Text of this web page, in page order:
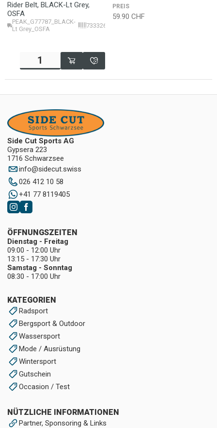
Rider Belt, BLACK-Lt Grey,
OSFA
PEAK_G77787_BLACK-
Lt Grey_OSFA
7333269467707
PREIS
59.90 CHF
Side Cut Sports AG
Gypsera 223
1716 Schwarzsee
info@sidecut.swiss
026 412 10 58
+41 77 8119405
KATEGORIEN
Radsport
Bergsport & Outdoor
Wassersport
Mode / Ausrüstung
Wintersport
Gutschein
Occasion / Test
NÜTZLICHE INFORMATIONEN
Partner, Sponsoring & Links
ÖFFNUNGSZEITEN
Dienstag - Freitag
09:00 - 12:00 Uhr
13:15 - 17:30 Uhr
Samstag - Sonntag
08:30 - 17:00 Uhr